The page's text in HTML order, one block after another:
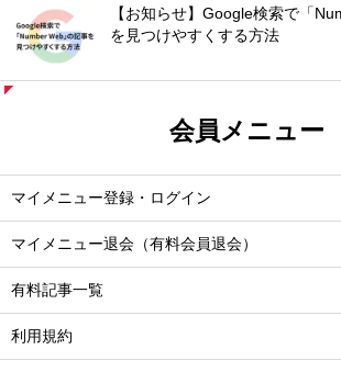
【お知らせ】Google検索で「
を見つけやすくする方法
会員メニュー
マイメニュー登録・ログイン
マイメニュー退会（有料会員退会）
有料記事一覧
利用規約